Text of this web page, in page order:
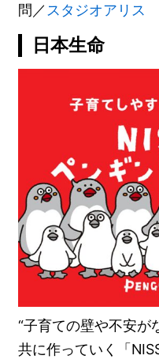
問／ スタジオアリス
日本生命
“子育ての壁や不安が
共に作っていく「